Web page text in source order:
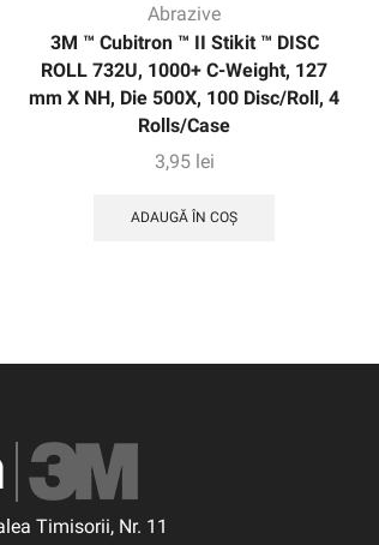
Abrazive
3M ™ Cubitron ™ II Stikit ™ DISC
ROLL 732U, 1000+ C-Weight, 127
mm X NH, Die 500X, 100 Disc/Roll, 4
Rolls/Case
3,95 lei
ADAUGĂ ÎN COȘ
Timisorii, Nr. 11